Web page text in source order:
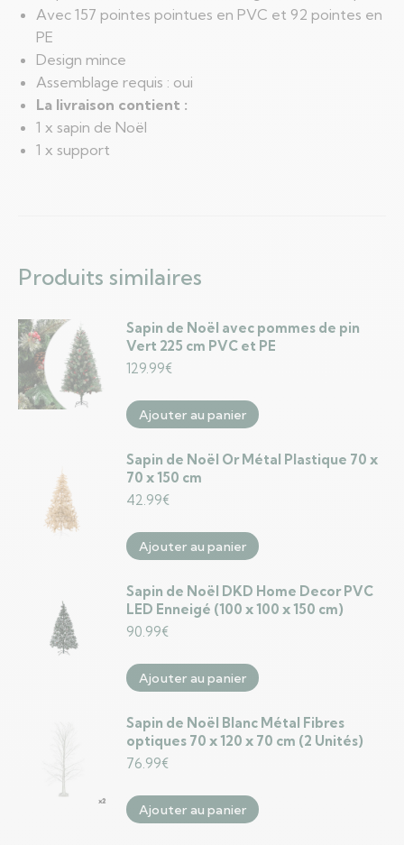
Avec 157 pointes pointues en PVC et 92 pointes en
PE
Design mince
Assemblage requis : oui
La livraison contient :
1 x sapin de Noël
1 x support
Produits similaires
Sapin de Noël avec pommes de pin
Vert 225 cm PVC et PE
129.99€
Ajouter au panier
Sapin de Noël Or Métal Plastique 70 x
70 x 150 cm
42.99€
Ajouter au panier
Sapin de Noël DKD Home Decor PVC
LED Enneigé (100 x 100 x 150 cm)
90.99€
Ajouter au panier
Sapin de Noël Blanc Métal Fibres
optiques 70 x 120 x 70 cm (2 Unités)
76.99€
Ajouter au panier